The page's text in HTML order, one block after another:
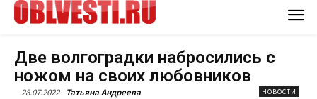
Две волгоградки набросились с
ножом на своих любовников
28.07.2022 Татьяна Андреева НОВОСТИ